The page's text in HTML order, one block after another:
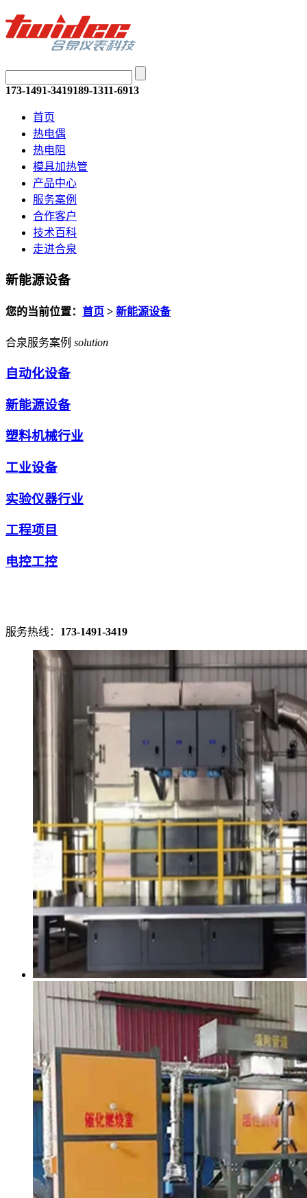
173-1491-3419189-1311-6913
首页
热电偶
热电阻
模具加热管
产品中心
服务案例
合作客户
技术百科
走进合泉
新能源设备
您的当前位置： 首页 > 新能源设备
合泉服务案例 solution
自动化设备
新能源设备
塑料机械行业
工业设备
实验仪器行业
工程项目
电控工控
服务热线： 173-1491-3419